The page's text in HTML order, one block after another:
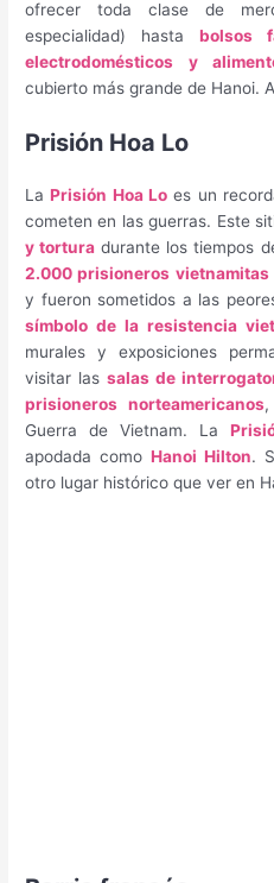
ofrecer toda clase de
especialidad) hastabolsos
electrodomésticos y
cubierto más grande de Hanoi.
Prisión Hoa Lo
LaPrisión Hoa Lo es un
cometen en las guerras. Este
y tortura durante los tiempos
2.000 prisioneros vietnamitas
y fueron sometidos a las
símbolo de la resistencia
murales y exposiciones
visitar las salas de
prisioneros norteamericanos
Guerra de Vietnam. La
apodada comoHanoi Hilton.
otro lugar histórico que ver en